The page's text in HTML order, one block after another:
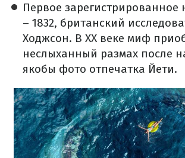
Первое
– 1832, британский
Ходжсон. В ХХ веке миф
неслыханный размах после
якобы фото отпечатка Йети.